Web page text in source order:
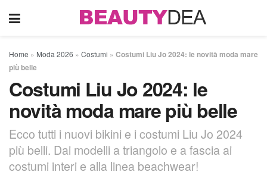
Home » Moda 2026 » Costumi » Costumi Liu Jo 2024: le novità moda mare
più belle
Costumi Liu Jo 2024: le
novità moda mare più belle
Ecco tutti i nuovi bikini e i costumi Liu Jo 2024
più belli. Dai modelli a triangolo e a fascia ai
costumi interi e alla linea beachwear!